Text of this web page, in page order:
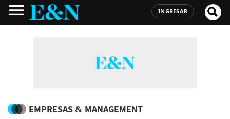
INGRESAR
EMPRESAS & MANAGEMENT